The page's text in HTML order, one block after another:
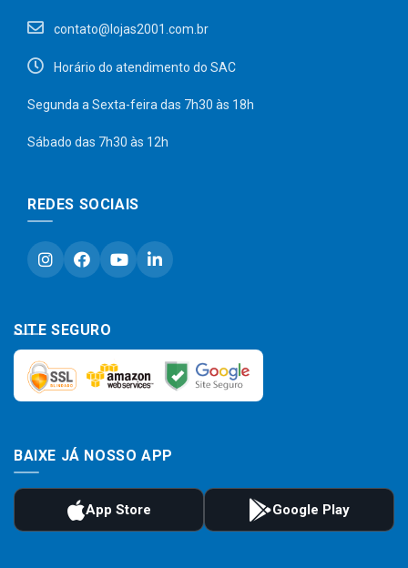
contato@lojas2001.com.br
Horário do atendimento do SAC
Segunda a Sexta-feira das 7h30 às 18h
Sábado das 7h30 às 12h
REDES SOCIAIS
SITE SEGURO
BAIXE JÁ NOSSO APP